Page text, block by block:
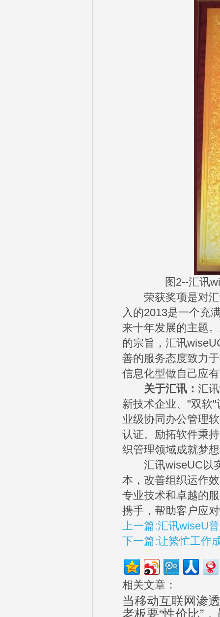
图2--汇讯
荣获奖项是对汇
入的2013是一个充
来十年发展的主题
的宗旨，汇讯
善的服务态度致力
信息化型做自己应
关于汇讯： 汇
新技术企业、"双软
业级协同办公管理
认证。励拓软件秉
织管理领域成就梦
汇讯wiseUC以实
本，改善组织运作
专业技术和卓越的
携手，帮助客户应
上一篇:汇讯wiseU
下一篇:让繁忙工作
相关文章：
当移动互联网渗
老板要“性价比”